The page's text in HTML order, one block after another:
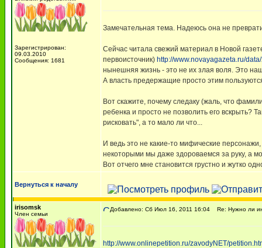
Зарегистрирован:
09.03.2010
Сообщения: 1681
Замечательная тема. Надеюсь она не
Сейчас читала свежий материал в Новой
первоисточник) http://www.novayagazeta.ru/
нынешняя жизнь - это не их злая воля. Это
А власть предержащие просто этим
Вот скажите, почему следаку (жаль, что
ребенка и просто не позволить его вскрыть?
рисковать", а то мало ли что...
И ведь это не какие-то мифические
некоторыми мы даже здороваемся за руку, а
Вот отчего мне становится грустно и жутко
Вернуться к началу
irisomsk
Член семьи
Добавлено: Сб Июл 16, 2011 16:04 Re: Нужно ли
http://www.onlinepetition.ru/zavodyNET/